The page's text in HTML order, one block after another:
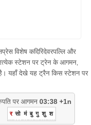
विशेष कदिरिदेवरपल्लि और
स्टेशन पर ट्रेन के आगमन,
है। यहाँ देखे यह ट्रैन किस स्टेशन पर
पर आगमन 03:38 +1n
र सो मं बु गु शु श